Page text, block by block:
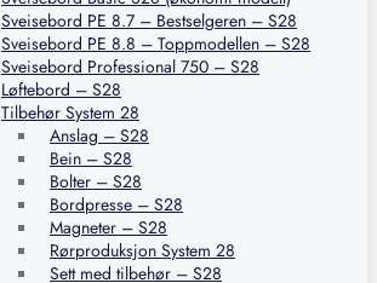
Sveisebord PE 8.7 – Bestselgeren – S28
Sveisebord PE 8.8 – Toppmodellen – S28
Sveisebord Professional 750 – S28
Løftebord – S28
Tilbehør System 28
Anslag – S28
Bein – S28
Bolter – S28
Bordpresse – S28
Magneter – S28
Rørproduksjon System 28
Sett med tilbehør – S28